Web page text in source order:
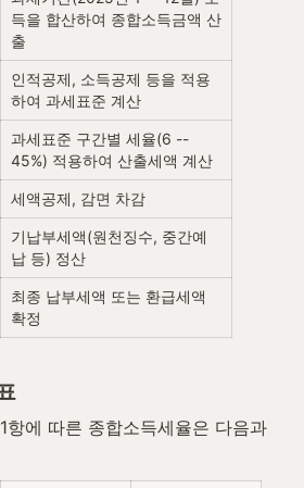
득을 합산하여 종합소득금액 산
출
인적공제, 소득공제 등을 적용
하여 과세표준 계산
과세표준 구간별 세율(6 --
45%) 적용하여 산출세액 계산
세액공제, 감면 차감
기납부세액(원천징수, 중간예
납 등) 정산
최종 납부세액 또는 환급세액
확정
항에 따른 종합소득세율은 다음과